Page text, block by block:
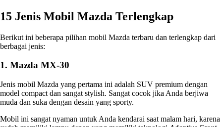
15 Jenis Mobil Mazda Terlengkap
Berikut ini beberapa pilihan mobil Mazda terbaru dan terlengkap dari
berbagai jenis:
1. Mazda MX-30
Jenis mobil Mazda yang pertama ini adalah SUV premium dengan
model compact dan sangat stylish. Sangat cocok jika Anda berjiwa
muda dan suka dengan desain yang sporty.
Mobil ini sangat nyaman untuk Anda kendarai saat malam hari, karena